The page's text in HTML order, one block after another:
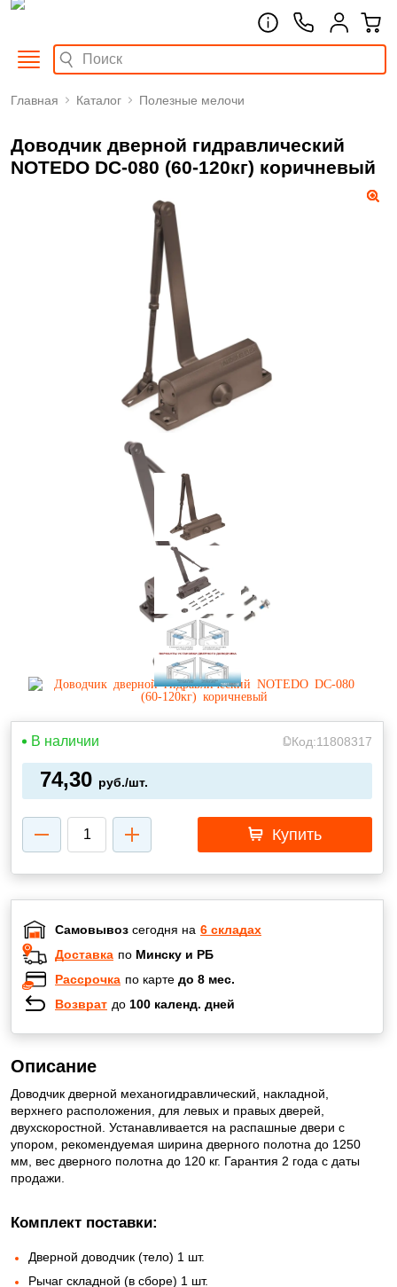
Главная Каталог Полезные мелочи
Доводчик дверной гидравлический
NOTEDO DC-080 (60-120кг) коричневый
В наличии Код:11808317
74,30 руб./шт.
Купить
Самовывоз сегодня на 6 складах
Доставка по Минску и РБ
Рассрочка по карте до 8 мес.
Возврат до 100 календ. дней
Описание
Доводчик дверной механогидравлический, накладной,
верхнего расположения, для левых и правых дверей,
двухскоростной. Устанавливается на распашные двери с
упором, рекомендуемая ширина дверного полотна до 1250
мм, вес дверного полотна до 120 кг. Гарантия 2 года с даты
продажи.
Комплект поставки:
Дверной доводчик (тело) 1 шт.
Рычаг складной (в сборе) 1 шт.